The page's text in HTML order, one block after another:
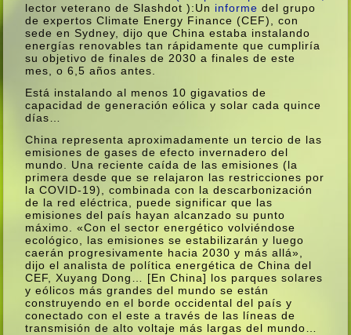
lector veterano de Slashdot ):Un informe del grupo
de expertos Climate Energy Finance (CEF), con
sede en Sydney, dijo que China estaba instalando
energí­as renovables tan rápidamente que cumplirí­a
su objetivo de finales de 2030 a finales de este
mes, o 6,5 años antes.
Está instalando al menos 10 gigavatios de
capacidad de generación eólica y solar cada quince
dí­as…
China representa aproximadamente un tercio de las
emisiones de gases de efecto invernadero del
mundo. Una reciente caí­da de las emisiones (la
primera desde que se relajaron las restricciones por
la COVID-19), combinada con la descarbonización
de la red eléctrica, puede significar que las
emisiones del paí­s hayan alcanzado su punto
máximo. «Con el sector energético volviéndose
ecológico, las emisiones se estabilizarán y luego
caerán progresivamente hacia 2030 y más allá»,
dijo el analista de polí­tica energética de China del
CEF, Xuyang Dong… [En China] los parques solares
y eólicos más grandes del mundo se están
construyendo en el borde occidental del paí­s y
conectado con el este a través de las lí­neas de
transmisión de alto voltaje más largas del mundo…